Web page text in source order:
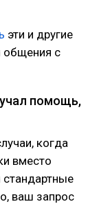
эти и другие
общения с
помощь,
когда
вместо
стандартные
ваш запрос